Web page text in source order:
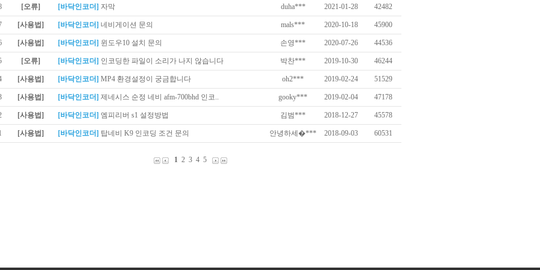
[오류] [바닥인코더] 자막 duha*** 2021-01-28 42482
[사용법] [바닥인코더] 네비게이션 문의 mals*** 2020-10-18 45900
[사용법] [바닥인코더] 윈도우10 설치 문의 손영*** 2020-07-26 44536
[오류] [바닥인코더] 인코딩한 파일이 소리가 나지 않습니다 박찬*** 2019-10-30 46244
[사용법] [바닥인코더] MP4 환경설정이 궁금합니다 oh2*** 2019-02-24 51529
[사용법] [바닥인코더] 제네시스 순정 네비 afm-700bhd 인코.. gooky*** 2019-02-04 47178
[사용법] [바닥인코더] 엠피리버 s1 설정방법 김범*** 2018-12-27 45578
[사용법] [바닥인코더] 탑네비 K9 인코딩 조건 문의 안녕하세�*** 2018-09-03 60531
1 2 3 4 5